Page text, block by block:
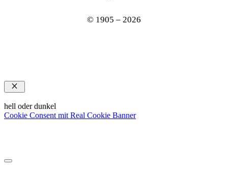
© 1905 – 2026
Schließen
hell oder dunkel
Cookie Consent mit Real Cookie Banner